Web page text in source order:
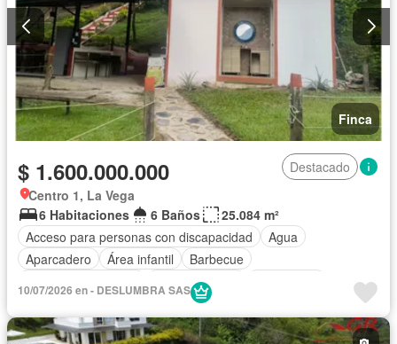
Finca
$ 1.600.000.000
Destacado
Centro 1, La Vega
6 Habitaciones
6 Baños
25.084 m²
Acceso para personas con discapacidad
Agua
Aparcadero
Área infantil
Barbecue
Cocina integral
Jardín
Tanque de agua
Vista panorámica Wifi
10/07/2026 en - DESLUMBRA SAS